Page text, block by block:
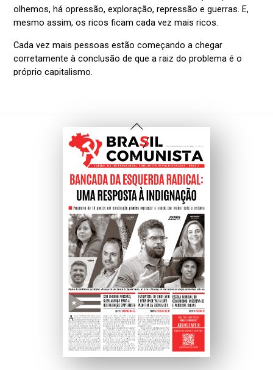
Voltar
Ao
Topo